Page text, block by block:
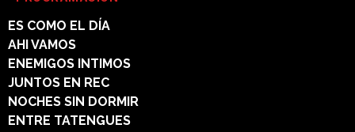
ES COMO EL DÍA
AHI VAMOS
ENEMIGOS INTIMOS
JUNTOS EN REC
NOCHES SIN DORMIR
ENTRE TATENGUES